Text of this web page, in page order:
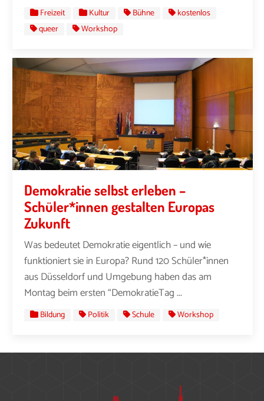
Freizeit Kultur Bühne
kostenlos
queer
Workshop
Demokratie selbst erleben –
Schüler*innen gestalten Europas
Zukunft
Was bedeutet Demokratie eigentlich – und wie
funktioniert sie in Europa? Rund 120 Schüler*innen
aus Düsseldorf und Umgebung haben das am
Montag beim ersten “DemokratieTag ...
Bildung Politik Schule Workshop